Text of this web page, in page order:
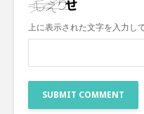
上に表示された文字を入力し